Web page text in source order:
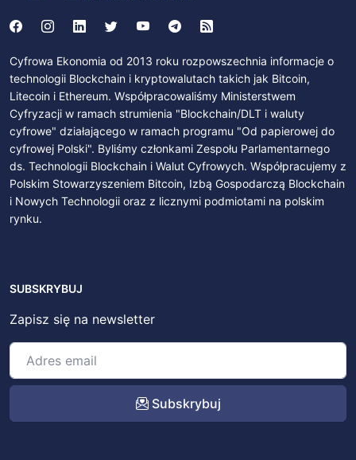
Cyfrowa Ekonomia od 2013 roku rozpowszechnia informacje o
technologii Blockchain i kryptowalutach takich jak Bitcoin,
Litecoin i Ethereum. Współpracowaliśmy Ministerstwem
Cyfryzacji w ramach strumienia "Blockchain/DLT i waluty
cyfrowe" działającego w ramach programu "Od papierowej do
cyfrowej Polski". Byliśmy członkami Zespołu Parlamentarnego
ds. Technologii Blockchain i Walut Cyfrowych. Współpracujemy z
Polskim Stowarzyszeniem Bitcoin, Izbą Gospodarczą Blockchain
i Nowych Technologii oraz z licznymi podmiotami na polskim
rynku.
SUBSKRYBUJ
Zapisz się na newsletter
Subskrybuj